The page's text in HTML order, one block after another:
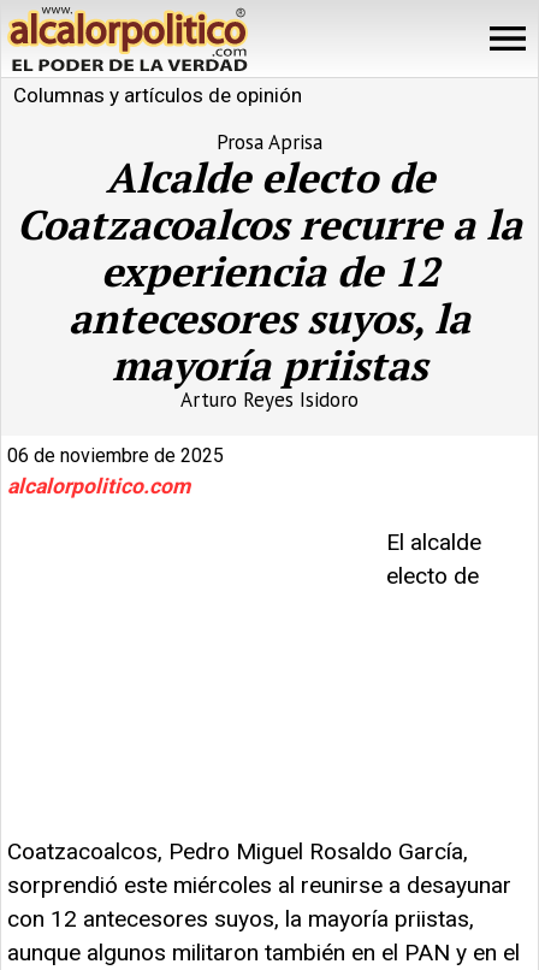
Columnas y artículos de opinión
Prosa Aprisa
Alcalde electo de
Coatzacoalcos recurre a la
experiencia de 12
antecesores suyos, la
mayoría priistas
Arturo Reyes Isidoro
06 de noviembre de 2025
alcalorpolitico.com
El alcalde
electo de
Coatzacoalcos, Pedro Miguel Rosaldo García,
sorprendió este miércoles al reunirse a desayunar
con 12 antecesores suyos, la mayoría priistas,
aunque algunos militaron también en el PAN y en el